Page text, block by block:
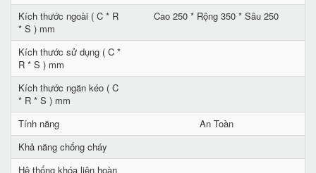
Kích thước ngoài ( C * R
* S ) mm
Cao 250 * Rộng 350 * Sâu 250
Kích thước sử dụng ( C *
R * S ) mm
Kích thước ngăn kéo ( C
* R * S ) mm
Tính năng
An Toàn
Khả năng chống cháy
Hệ thống khóa liên hoàn